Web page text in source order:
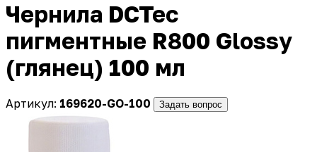
Чернила DCTec
пигментные R800 Glossy
(глянец) 100 мл
Артикул: 169620-GO-100 Задать вопрос